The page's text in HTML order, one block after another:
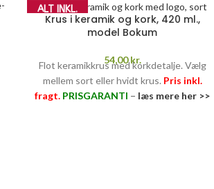
ALT INKL.
Krus i keramik og kork, 420 ml.,
model Bokum
54,00kr.
Flot keramikkrus med korkdetalje. Vælg
mellem sort eller hvidt krus. Pris inkl.
fragt. PRISGARANTI – læs mere her >>